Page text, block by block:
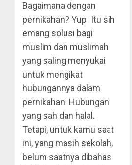
Bagaimana dengan
pernikahan? Yup! Itu sih
emang solusi bagi
muslim dan muslimah
yang saling menyukai
untuk mengikat
hubungannya dalam
pernikahan. Hubungan
yang sah dan halal.
Tetapi, untuk kamu saat
ini, yang masih sekolah,
belum saatnya dibahas